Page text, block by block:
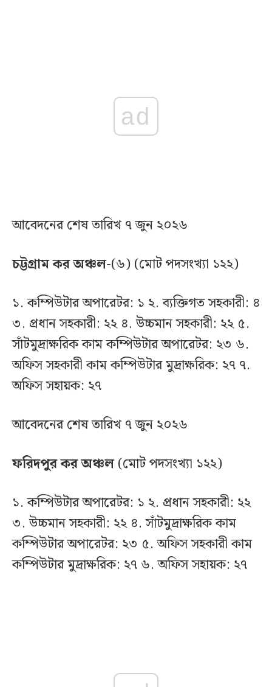
ad
আবেদনের শেষ তারিখ ৭ জুন ২০২৬
চট্টগ্রাম কর অঞ্চল-(৬) (মোট পদসংখ্যা ১২২)
১. কম্পিউটার অপারেটর: ১ ২. ব্যক্তিগত সহকারী: ৪
৩. প্রধান সহকারী: ২২ ৪. উচ্চমান সহকারী: ২২ ৫.
সাঁটমুদ্রাক্ষরিক কাম কম্পিউটার অপারেটর: ২৩ ৬.
অফিস সহকারী কাম কম্পিউটার মুদ্রাক্ষরিক: ২৭ ৭.
অফিস সহায়ক: ২৭
আবেদনের শেষ তারিখ ৭ জুন ২০২৬
ফরিদপুর কর অঞ্চল(মোট পদসংখ্যা ১২২)
১. কম্পিউটার অপারেটর: ১ ২. প্রধান সহকারী: ২২
৩. উচ্চমান সহকারী: ২২ ৪. সাঁটমুদ্রাক্ষরিক কাম
কম্পিউটার অপারেটর: ২৩ ৫. অফিস সহকারী কাম
কম্পিউটার মুদ্রাক্ষরিক: ২৭ ৬. অফিস সহায়ক: ২৭